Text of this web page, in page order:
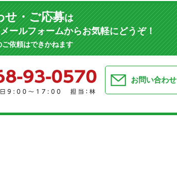
せ・ご応募は
ールフォームからお気軽にどうぞ！
依頼はできかねます
お問い合わせ